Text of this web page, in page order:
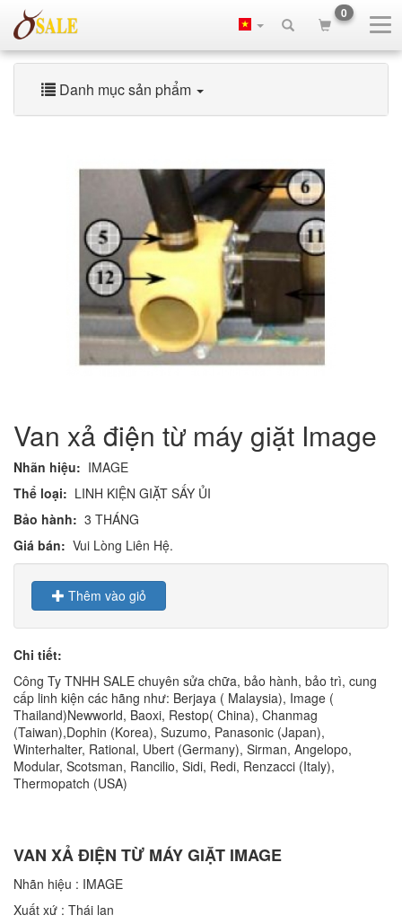
0
Danh mục sản phẩm
Van xả điện từ máy giặt Image
Nhãn hiệu: IMAGE
Thể loại: LINH KIỆN GIẶT SẤY ỦI
Bảo hành: 3 THÁNG
Giá bán: Vui Lòng Liên Hệ.
Thêm vào giỏ
Chi tiết:
Công Ty TNHH SALE chuyên sửa chữa, bảo hành, bảo trì, cung
cấp linh kiện các hãng như: Berjaya ( Malaysia), Image (
Thailand)Newworld, Baoxi, Restop( China), Chanmag
(Taiwan),Dophin (Korea), Suzumo, Panasonic (Japan),
Winterhalter, Rational, Ubert (Germany), Sirman, Angelopo,
Modular, Scotsman, Rancilio, Sidi, Redi, Renzacci (Italy),
Thermopatch (USA)
VAN XẢ ĐIỆN TỪ MÁY GIẶT IMAGE
Nhãn hiệu : IMAGE
Xuất xứ : Thái lan